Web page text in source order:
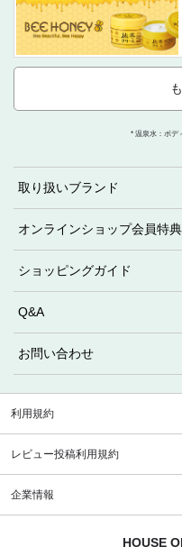
* 温泉水：ボデ
取り扱いブランド
オンラインショップ会員特典
ショッピングガイド
Q&A
お問い合わせ
利用規約
レビュー投稿利用規約
企業情報
HOUSE